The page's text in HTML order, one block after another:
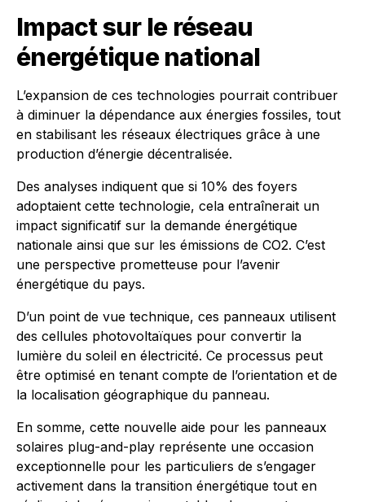
Impact sur le réseau
énergétique national
L’expansion de ces technologies pourrait contribuer
à diminuer la dépendance aux énergies fossiles, tout
en stabilisant les réseaux électriques grâce à une
production d’énergie décentralisée.
Des analyses indiquent que si 10% des foyers
adoptaient cette technologie, cela entraînerait un
impact significatif sur la demande énergétique
nationale ainsi que sur les émissions de CO2. C’est
une perspective prometteuse pour l’avenir
énergétique du pays.
D’un point de vue technique, ces panneaux utilisent
des cellules photovoltaïques pour convertir la
lumière du soleil en électricité. Ce processus peut
être optimisé en tenant compte de l’orientation et de
la localisation géographique du panneau.
En somme, cette nouvelle aide pour les panneaux
solaires plug-and-play représente une occasion
exceptionnelle pour les particuliers de s’engager
activement dans la transition énergétique tout en